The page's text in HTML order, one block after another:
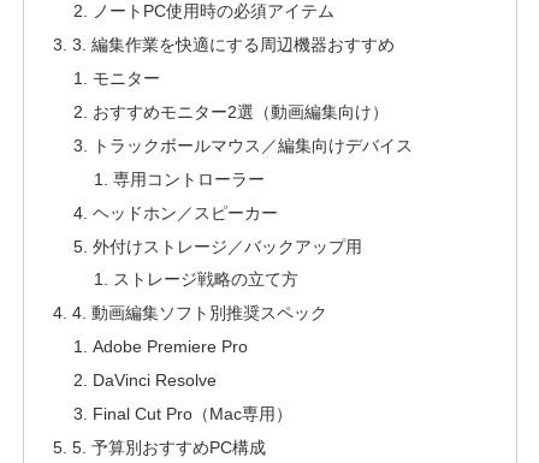
ノートPC使用時の必須アイテム
3. 編集作業を快適にする周辺機器おすすめ
モニター
おすすめモニター2選（動画編集向け）
トラックボールマウス／編集向けデバイス
専用コントローラー
ヘッドホン／スピーカー
外付けストレージ／バックアップ用
ストレージ戦略の立て方
4. 動画編集ソフト別推奨スペック
Adobe Premiere Pro
DaVinci Resolve
Final Cut Pro（Mac専用）
5. 予算別おすすめPC構成